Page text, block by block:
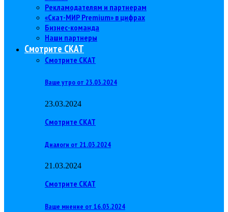
Рекламодателям и партнерам
«Скат-МИР Premium» в цифрах
Бизнес-команда
Наши партнеры
Смотрите СКАТ
Смотрите СКАТ
Ваше утро от 23.03.2024
23.03.2024
Смотрите СКАТ
Диалоги от 21.03.2024
21.03.2024
Смотрите СКАТ
Ваше мнение от 16.03.2024